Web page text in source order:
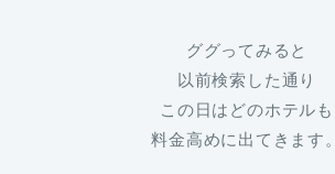
ググってみると
以前検索した通り
この日はどのホテルも
料金高めに出てきます。